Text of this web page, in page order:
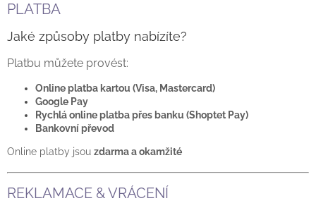
PLATBA
Jaké způsoby platby nabízíte?
Platbu můžete provést:
Online platba kartou (Visa, Mastercard)
Google Pay
Rychlá online platba přes banku (Shoptet Pay)
Bankovní převod
Online platby jsou zdarma a okamžité
REKLAMACE & VRÁCENÍ